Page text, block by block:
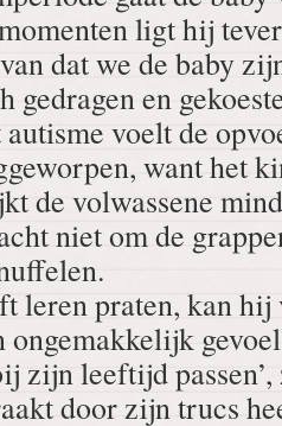
ligt hij
dat we de baby
gedragen en
voelt de
want het
de volwassene
niet om de
leren praten, kan hij
ongemakkelijk
zijn leeftijd passen’,
door zijn trucs